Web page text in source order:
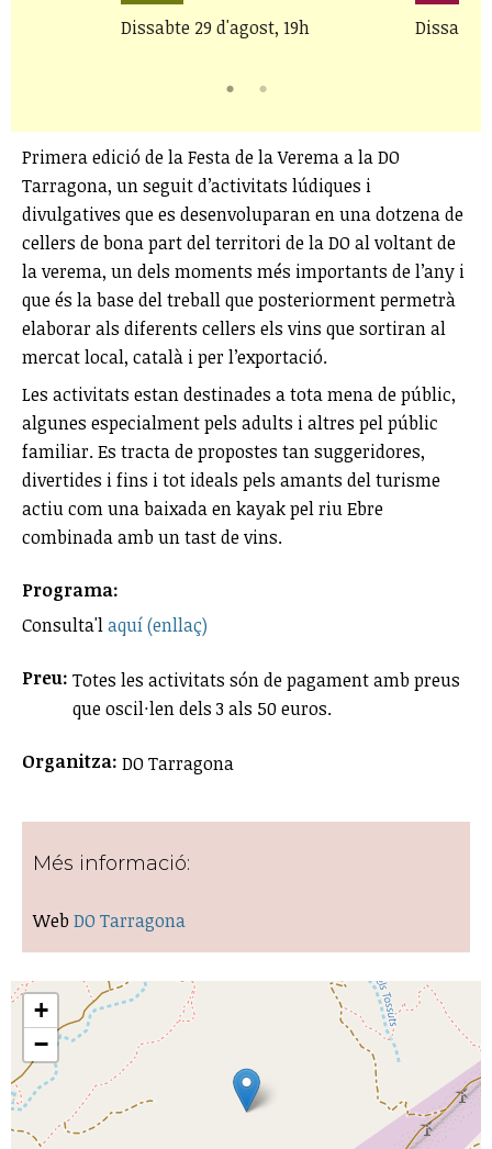
Dissabte 29 d'agost, 19h Dissabte
Primera edició de la Festa de la Verema a la DO
Tarragona, un seguit d’activitats lúdiques i
divulgatives que es desenvoluparan en una dotzena de
cellers de bona part del territori de la DO al voltant de
la verema, un dels moments més importants de l’any i
que és la base del treball que posteriorment permetrà
elaborar als diferents cellers els vins que sortiran al
mercat local, català i per l’exportació.
Les activitats estan destinades a tota mena de públic,
algunes especialment pels adults i altres pel públic
familiar. Es tracta de propostes tan suggeridores,
divertides i fins i tot ideals pels amants del turisme
actiu com una baixada en kayak pel riu Ebre
combinada amb un tast de vins.
Programa:
Consulta'laquí (enllaç)
Preu: Totes les activitats són de pagament amb preus
que oscil·len dels 3 als 50 euros.
Organitza: DO Tarragona
Més informació:
Web DO Tarragona
+
−